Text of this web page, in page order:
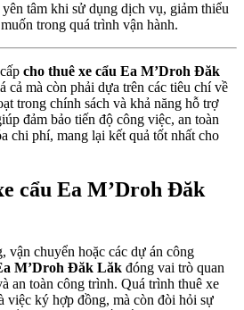
tâm khi sử dụng dịch vụ, giảm thiểu
trong quá trình vận hành.
cho thuê xe cẩu Ea M’Droh Đăk
cả mà còn phải dựa trên các tiêu chí về
trong chính sách và khả năng hỗ trợ
đảm bảo tiến độ công việc, an toàn
chi phí, mang lại kết quả tốt nhất cho
cẩu Ea M’Droh Đăk
vận chuyển hoặc các dự án công
M’Droh Đăk Lăk đóng vai trò quan
an toàn công trình. Quá trình thuê xe
việc ký hợp đồng, mà còn đòi hỏi sự